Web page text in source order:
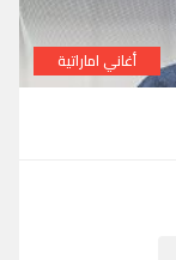
أغاني اماراتية